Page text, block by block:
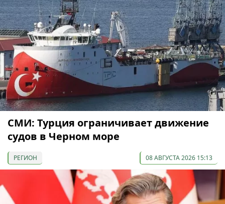
СМИ: Турция ограничивает движение
судов в Черном море
РЕГИОН 08 АВГУСТА 2026 15:13